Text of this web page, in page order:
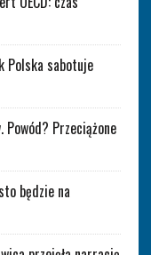
Polska sabotuje
Przeciążone
będzie na